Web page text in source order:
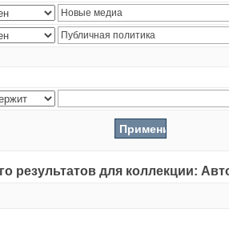
результатов для коллекции: